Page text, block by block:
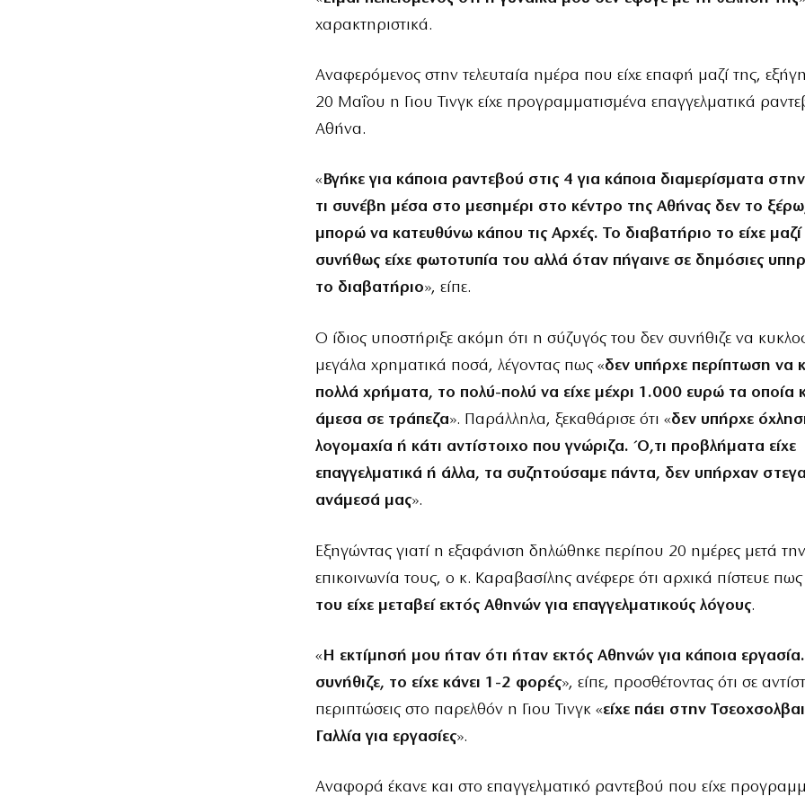
χαρακτηριστικά.
Αναφερόμενος στην τελευταία ημέρα που είχε επαφή μαζί της,
20 Μαΐου η Γιου Τινγκ είχε προγραμματισμένα επαγγελματικά
Αθήνα.
«Βγήκε για κάποια ραντεβού στις 4 για κάποια διαμερίσματα
τι συνέβη μέσα στο μεσημέρι στο κέντρο της Αθήνας δεν το
μπορώ να κατευθύνω κάπου τις Αρχές. Το διαβατήριο το είχε μαζί
συνήθως είχε φωτοτυπία του αλλά όταν πήγαινε σε δημόσιες
το διαβατήριο», είπε.
Ο ίδιος υποστήριξε ακόμη ότι η σύζυγός του δεν συνήθιζε να
μεγάλα χρηματικά ποσά, λέγοντας πως «δεν υπήρχε περίπτωση να
πολλά χρήματα, το πολύ-πολύ να είχε μέχρι 1.000 ευρώ τα οποία
άμεσα σε τράπεζα». Παράλληλα, ξεκαθάρισε ότι «δεν υπήρχε
λογομαχία ή κάτι αντίστοιχο που γνώριζα. Ό,τι προβλήματα είχε
επαγγελματικά ή άλλα, τα συζητούσαμε πάντα, δεν υπήρχαν
ανάμεσά μας».
Εξηγώντας γιατί η εξαφάνιση δηλώθηκε περίπου 20 ημέρες μετά την
επικοινωνία τους, ο κ. Καραβασίλης ανέφερε ότι αρχικά πίστευε πως
του είχε μεταβεί εκτός Αθηνών για επαγγελματικούς λόγους.
« Η εκτίμησή μου ήταν ότι ήταν εκτός Αθηνών για κάποια
συνήθιζε, το είχε κάνει 1-2 φορές», είπε, προσθέτοντας ότι σε
περιπτώσεις στο παρελθόν η Γιου Τινγκ «είχε πάει στην
Γαλλία για εργασίες».
Αναφορά έκανε και στο επαγγελματικό ραντεβού που είχε